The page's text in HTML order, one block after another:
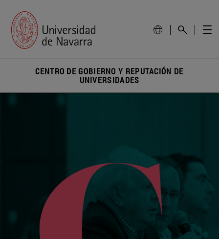
CENTRO DE GOBIERNO Y REPUTACIÓN DE
UNIVERSIDADES